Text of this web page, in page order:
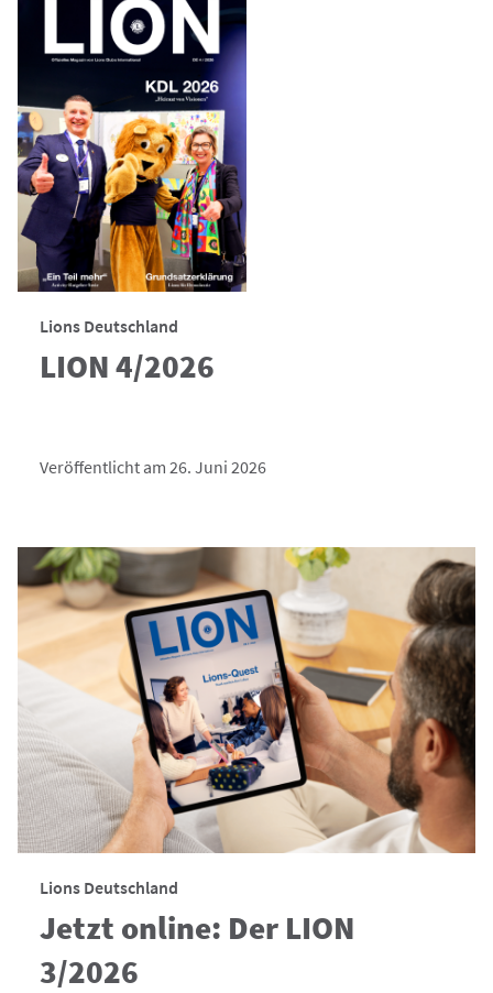
Lions Deutschland
LION 4/2026
Veröffentlicht am 26. Juni 2026
Lions Deutschland
Jetzt online: Der LION
3/2026